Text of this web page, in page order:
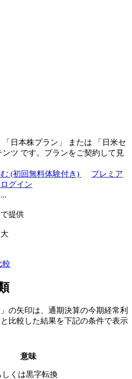
日本株プラン 」 または 「 日米セ
ンツ です。プランをご契約して見
(初回無料体験付き)
プレミア
グイン
提供
較
の矢印は、通期決算の今期経常利
比較した結果を下記の条件で表示
意味
くは黒字転換